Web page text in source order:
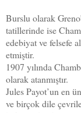
Burslu olarak
tatillerinde ise
edebiyat ve felsefe
etmiştir.
1907 yılında
olarak atanmıştır.
Jules Payot’un en
ve birçok dile